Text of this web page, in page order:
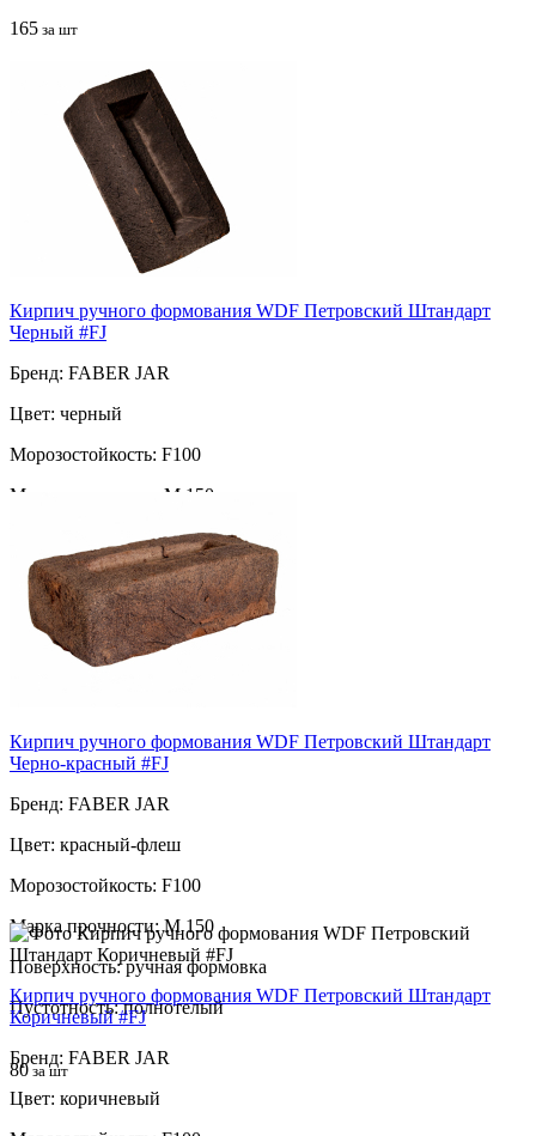
165 за шт
Кирпич ручного формования WDF Петровский Штандарт
Черный #FJ
Бренд: FABER JAR
Цвет: черный
Морозостойкость: F100
Марка прочности: М 150
Поверхность: ручная формовка
Пустотность: полнотелый
за шт
Кирпич ручного формования WDF Петровский Штандарт
Черно-красный #FJ
Бренд: FABER JAR
Цвет: красный-флеш
Морозостойкость: F100
Марка прочности: М 150
Поверхность: ручная формовка
Пустотность: полнотелый
80 за шт
Кирпич ручного формования WDF Петровский Штандарт
Коричневый #FJ
Бренд: FABER JAR
Цвет: коричневый